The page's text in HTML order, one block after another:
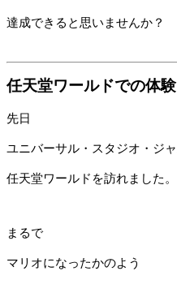
達成できると思いませんか？
任天堂ワールドでの体験
先日
ユニバーサル・スタジオ・ジ
任天堂ワールドを訪れました。
まるで
マリオになったかのよう